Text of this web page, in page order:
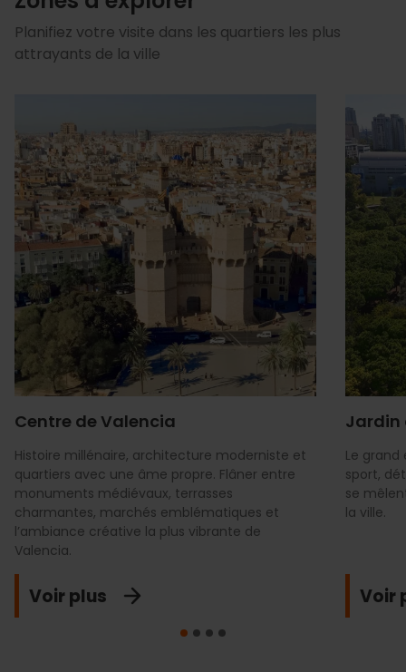
Planifiez votre visite dans les quartiers les plus
attrayants de la ville
Centre de Valencia
Histoire millénaire, architecture moderniste et
quartiers avec une âme propre. Flâner entre
monuments médiévaux, terrasses
charmantes, marchés emblématiques et
l’ambiance créative la plus vibrante de
Valencia.
Voir plus
Jardin
Le
sport,
se
la ville.
Voir